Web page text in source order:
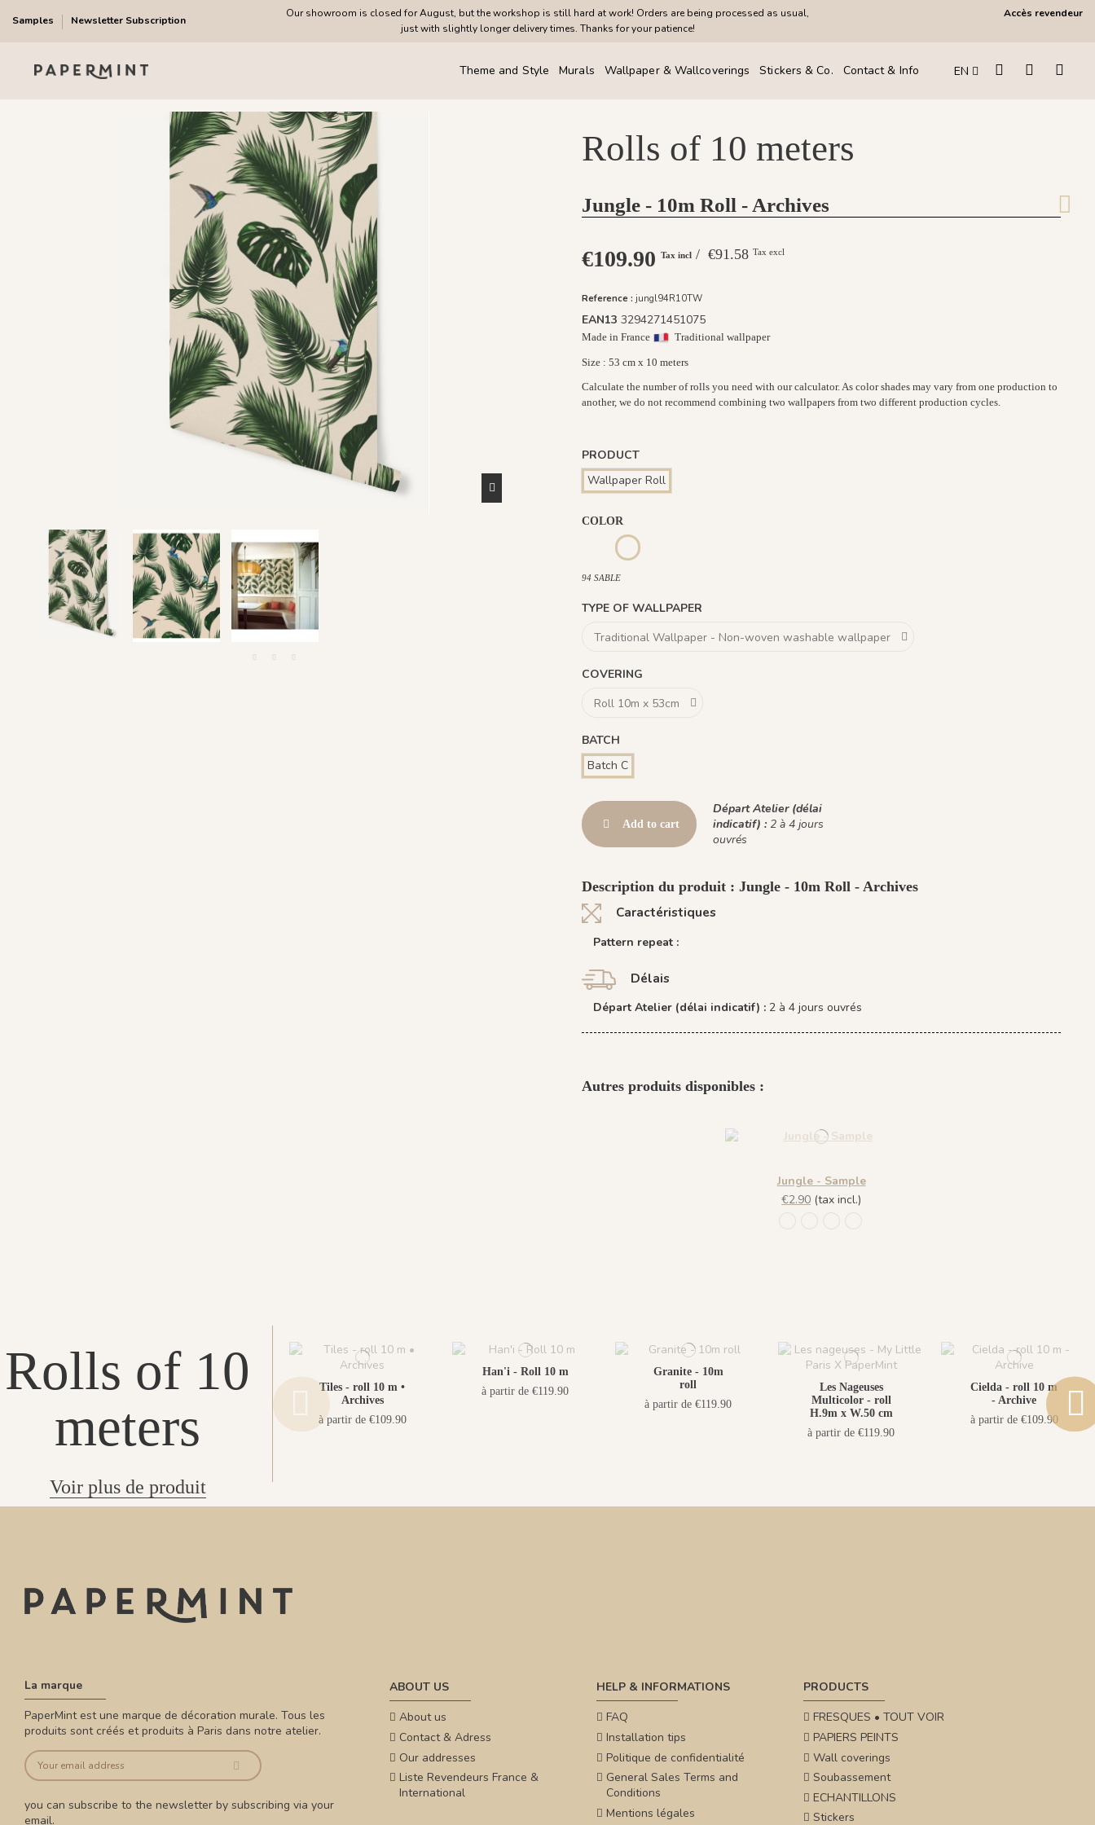
Samples Newsletter Subscription
Our showroom is closed for August, but the workshop is still hard at work! Orders are being processed as usual,
just with slightly longer delivery times. Thanks for your patience!
Accès revendeur
Theme and Style Murals Wallpaper & Wallcoverings Stickers & Co. Contact & Info EN
Rolls of 10 meters
Jungle - 10m Roll - Archives
€109.90 Tax incl / €91.58 Tax excl
Reference : jungl94R10TW
EAN13 3294271451075
Made in France Traditional wallpaper
Size : 53 cm x 10 meters
Calculate the number of rolls you need with our calculator. As color shades may vary from one production to
another, we do not recommend combining two wallpapers from two different production cycles.
PRODUCT
Wallpaper Roll
COLOR
93 VERT D'EAU
94 SABLE
94 SABLE
TYPE OF WALLPAPER
COVERING
BATCH
Batch C
Add to cart
Départ Atelier (délai
indicatif) : 2 à 4 jours
ouvrés
Description du produit : Jungle - 10m Roll - Archives
Caractéristiques
Pattern repeat :
Délais
Départ Atelier (délai indicatif) : 2 à 4 jours ouvrés
Autres produits disponibles :
Jungle - Sample
€2.90 (tax incl.)
Rolls of 10
meters
Voir plus de produit
Tiles - roll 10 m •
Archives
à partir de €109.90
Han'i - Roll 10 m
à partir de €119.90
Granite - 10m
roll
à partir de €119.90
Les Nageuses
Multicolor - roll
H.9m x W.50 cm
à partir de €119.90
Cielda - roll 10 m
- Archive
à partir de €109.90
La marque
PaperMint est une marque de décoration murale. Tous les
produits sont créés et produits à Paris dans notre atelier.
you can subscribe to the newsletter by subscribing via your
email.
ABOUT US
About us
Contact & Adress
Our addresses
Liste Revendeurs France &
International
HELP & INFORMATIONS
FAQ
Installation tips
Politique de confidentialité
General Sales Terms and
Conditions
Mentions légales
PRODUCTS
FRESQUES • TOUT VOIR
PAPIERS PEINTS
Wall coverings
Soubassement
ECHANTILLONS
Stickers